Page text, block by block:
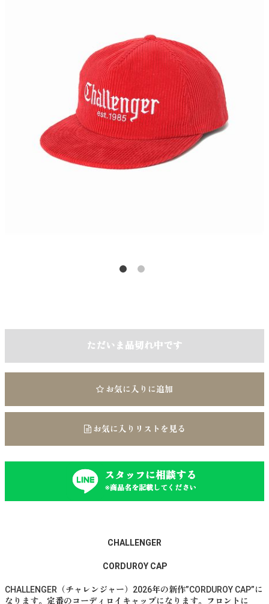
ただいま品切れ中です
お気に入りに追加
お気に入りリストを見る
スタッフに相談する
※商品名を記載してください
CHALLENGER
CORDUROY CAP
CHALLENGER（チャレンジャー）2026年の新作”CORDUROY CAP”に
なります。定番のコーディロイキャップになります。フロントに